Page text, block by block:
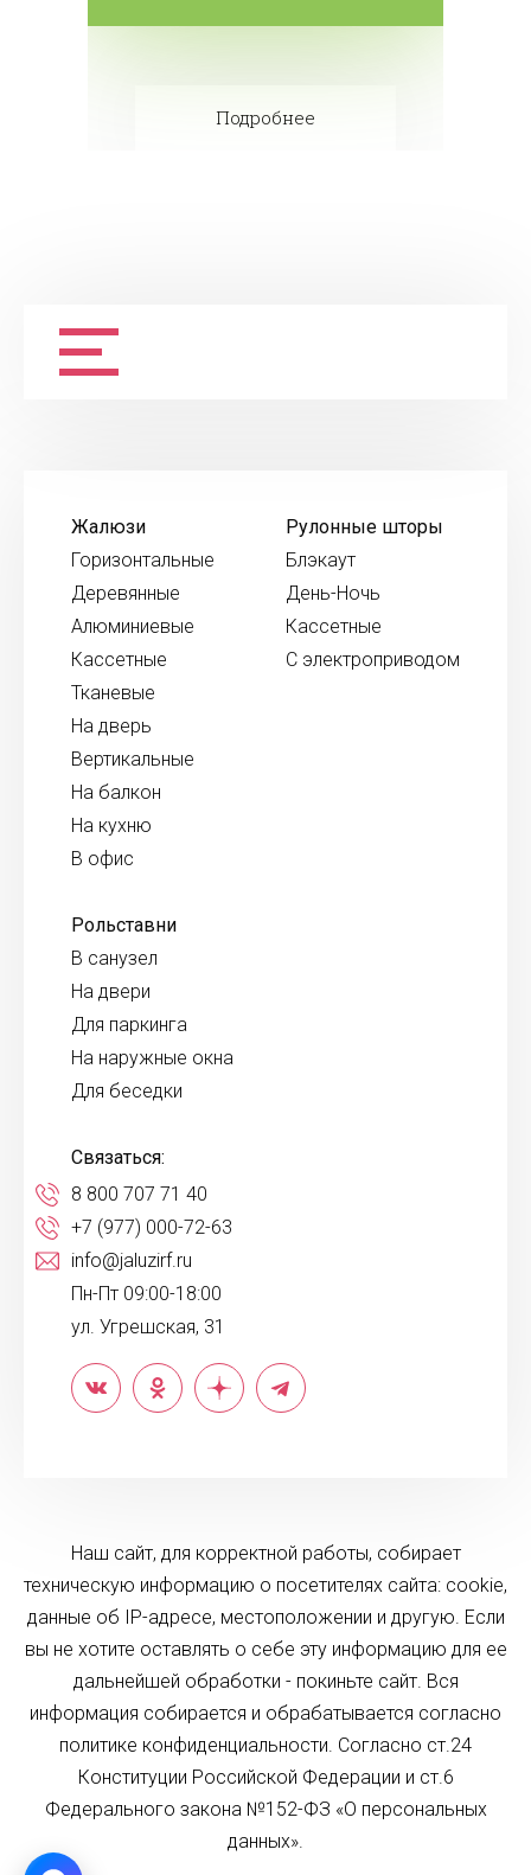
Подробнее
Жалюзи
Горизонтальные
Деревянные
Алюминиевые
Кассетные
Тканевые
На дверь
Вертикальные
На балкон
На кухню
В офис
Рулонные шторы
Блэкаут
День-Ночь
Кассетные
С электроприводом
Рольставни
В санузел
На двери
Для паркинга
На наружные окна
Для беседки
Связаться:
8 800 707 71 40
+7 (977) 000-72-63
info@jaluzirf.ru
Пн-Пт 09:00-18:00
ул. Угрешская, 31
Наш сайт, для корректной работы, собирает
техническую информацию о посетителях сайта: cookie,
данные об IP-адресе, местоположении и другую. Если
вы не хотите оставлять о себе эту информацию для ее
дальнейшей обработки - покиньте сайт. Вся
информация собирается и обрабатывается согласно
политике конфиденциальности. Согласно ст.24
Конституции Российской Федерации и ст.6
Федерального закона №152-ФЗ «О персональных
данных».